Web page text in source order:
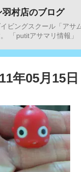
村店のブログ
ビングスクール「アサ
「putitアサマリ情報」
年05月15